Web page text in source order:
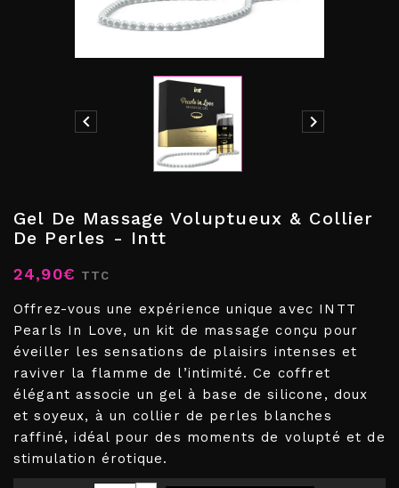
 
Gel De Massage Voluptueux & Collier
De Perles - Intt
24,90€ TTC
Offrez-vous une expérience unique avec INTT
Pearls In Love, un kit de massage conçu pour
éveiller les sensations de plaisirs intenses et
raviver la flamme de l’intimité. Ce coffret
élégant associe un gel à base de silicone, doux
et soyeux, à un collier de perles blanches
raffiné, idéal pour des moments de volupté et de
stimulation érotique.